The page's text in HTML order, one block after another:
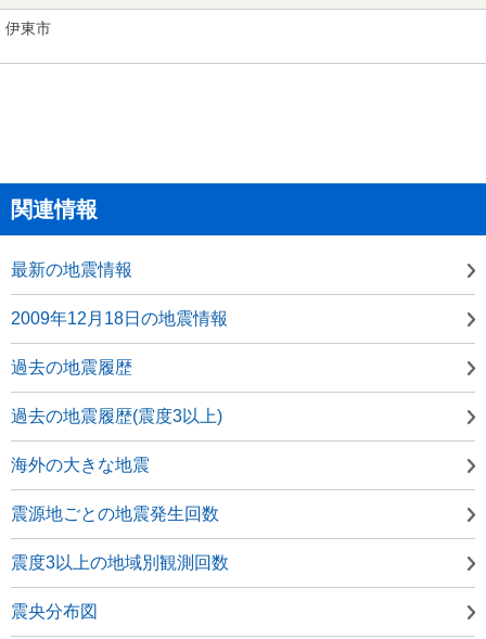
伊東市
関連情報
最新の地震情報
2009年12月18日の地震情報
過去の地震履歴
過去の地震履歴(震度3以上)
海外の大きな地震
震源地ごとの地震発生回数
震度3以上の地域別観測回数
震央分布図